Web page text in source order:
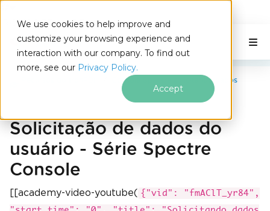
We use cookies to help improve and
customize your browsing experience and
interaction with our company. To find out
more, see our Privacy Policy.
Accept
IRONSOFTWARE
Ir para o conteúdo do rodapé
C# Application
Nesta página
Console Spectre solicitando dados
Solicitação de dados do
usuário - Série Spectre
Console
[[academy-video-youtube( {"vid": "fmAClT_yr84",